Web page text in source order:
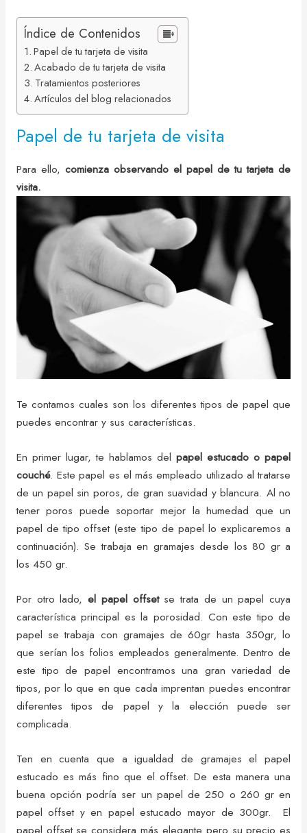
Índice de Contenidos
Papel de tu tarjeta de visita
Acabado de tu tarjeta de visita
Tratamientos posteriores
Artículos del blog relacionados
Papel de tu tarjeta de visita
Para ello, comienza observando el papel de tu tarjeta de
visita.
Te contamos cuales son los diferentes tipos de papel que
puedes encontrar y sus características.
En primer lugar, te hablamos delpapel estucado o papel
couché. Este papel es el más empleado utilizado al tratarse
de un papel sin poros, de gran suavidad y blancura. Al no
tener poros puede soportar mejor la humedad que un
papel de tipo offset (este tipo de papel lo explicaremos a
continuación). Se trabaja en gramajes desde los 80 gr a
los 450 gr.
Por otro lado,el papel offsetse trata de un papel cuya
característica principal es la porosidad. Con este tipo de
papel se trabaja con gramajes de 60gr hasta 350gr, lo
que serían los folios empleados generalmente. Dentro de
este tipo de papel encontramos una gran variedad de
tipos, por lo que en que cada imprentan puedes encontrar
diferentes tipos de papel y la elección puede ser
complicada.
Ten en cuenta que a igualdad de gramajes el papel
estucado es más fino que el offset. De esta manera una
buena opción podría ser un papel de 250 o 260 gr en
papel offset y en papel estucado mayor de 300gr. El
papel offset se considera más elegante pero su precio es